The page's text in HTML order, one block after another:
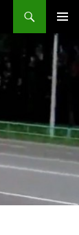
メインメ
ニュー